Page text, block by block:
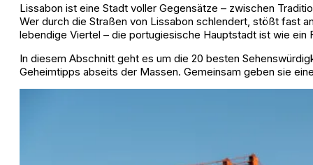
Lissabon ist eine Stadt voller Gegensätze – zwischen
Wer durch die Straßen von Lissabon schlendert, stößt fast
lebendige Viertel – die portugiesische Hauptstadt ist wie ein
In diesem Abschnitt geht es um die 20 besten
Geheimtipps abseits der Massen. Gemeinsam geben sie